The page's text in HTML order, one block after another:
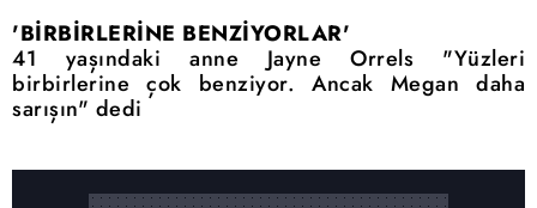
'BİRBİRLERİNE BENZİYORLAR'
41 yaşındaki anne Jayne Orrels "Yüzleri
birbirlerine çok benziyor. Ancak Megan daha
sarışın" dedi